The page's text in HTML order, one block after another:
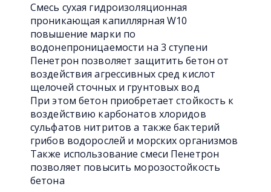
Смесь сухая гидроизоляционная
проникающая капиллярная W10
повышение марки по
водонепроницаемости на 3 ступени
Пенетрон позволяет защитить бетон от
воздействия агрессивных сред кислот
щелочей сточных и грунтовых вод
При этом бетон приобретает стойкость к
воздействию карбонатов хлоридов
сульфатов нитритов а также бактерий
грибов водорослей и морских организмов
Также использование смеси Пенетрон
позволяет повысить морозостойкость
бетона